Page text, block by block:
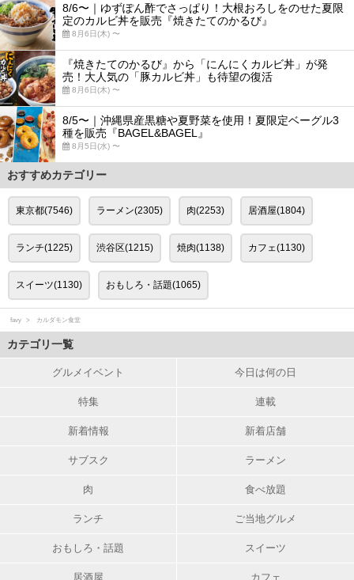
8/6〜｜ゆずぽん酢でさっぱり！大根おろしをのせた夏限
定のカルビ丼を販売『焼きたてのかるび』
8月6日(木) 〜
『焼きたてのかるび』から「にんにくカルビ丼」が発
売！大人気の「豚カルビ丼」も待望の復活
8月6日(木) 〜
8/5〜｜沖縄県産黒糖や夏野菜を使用！夏限定ベーグル3
種を販売『BAGEL&BAGEL』
8月5日(水) 〜
おすすめカテゴリー
東京都(7546) ラーメン(2305) 肉(2253) 居酒屋(1804)
ランチ(1225) 渋谷区(1215) 焼肉(1138) カフェ(1130)
スイーツ(1130) おもしろ・話題(1065)
favy カルダモン食堂
カテゴリ一覧
グルメイベント 今日は何の日
特集 連載
新着情報 新着店舗
サブスク ラーメン
肉 食べ放題
ランチ ご当地グルメ
おもしろ・話題 スイーツ
居酒屋 カフェ